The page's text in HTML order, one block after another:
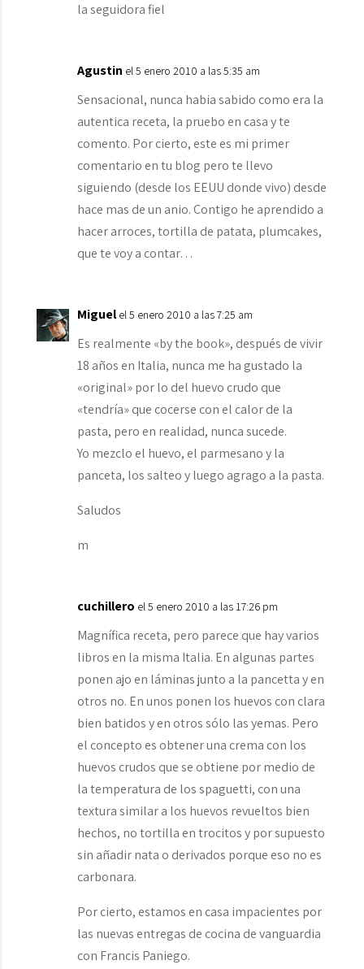
la seguidora fiel
Agustin el 5 enero 2010 a las 5:35 am
Sensacional, nunca habia sabido como era la
autentica receta, la pruebo en casa y te
comento. Por cierto, este es mi primer
comentario en tu blog pero te llevo
siguiendo (desde los EEUU donde vivo) desde
hace mas de un anio. Contigo he aprendido a
hacer arroces, tortilla de patata, plumcakes,
que te voy a contar…
Miguel el 5 enero 2010 a las 7:25 am
Es realmente «by the book», después de vivir
18 años en Italia, nunca me ha gustado la
«original» por lo del huevo crudo que
«tendría» que cocerse con el calor de la
pasta, pero en realidad, nunca sucede.
Yo mezclo el huevo, el parmesano y la
panceta, los salteo y luego agrago a la pasta.
Saludos
m
cuchillero el 5 enero 2010 a las 17:26 pm
Magnífica receta, pero parece que hay varios
libros en la misma Italia. En algunas partes
ponen ajo en láminas junto a la pancetta y en
otros no. En unos ponen los huevos con clara
bien batidos y en otros sólo las yemas. Pero
el concepto es obtener una crema con los
huevos crudos que se obtiene por medio de
la temperatura de los spaguetti, con una
textura similar a los huevos revueltos bien
hechos, no tortilla en trocitos y por supuesto
sin añadir nata o derivados porque eso no es
carbonara.
Por cierto, estamos en casa impacientes por
las nuevas entregas de cocina de vanguardia
con Francis Paniego.